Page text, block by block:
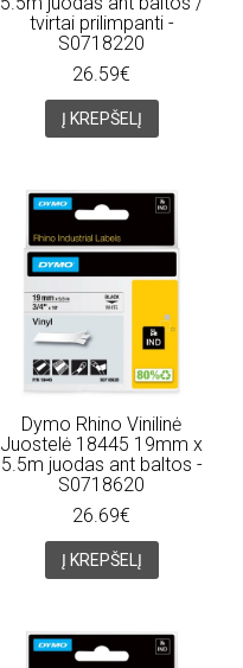
tvirtai prilimpanti -
S0718220
26.59€
Į KREPŠELĮ
Dymo Rhino Vinilinė
Juostelė 18445 19mm x
5.5m juodas ant baltos -
S0718620
26.69€
Į KREPŠELĮ